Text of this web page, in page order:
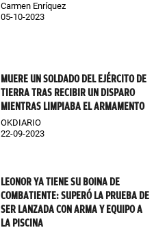
Carmen Enríquez
05-10-2023
MUERE UN SOLDADO DEL EJÉRCITO DE
TIERRA TRAS RECIBIR UN DISPARO
MIENTRAS LIMPIABA EL ARMAMENTO
OKDIARIO
22-09-2023
LEONOR YA TIENE SU BOINA DE
COMBATIENTE: SUPERÓ LA PRUEBA DE
SER LANZADA CON ARMA Y EQUIPO A
LA PISCINA